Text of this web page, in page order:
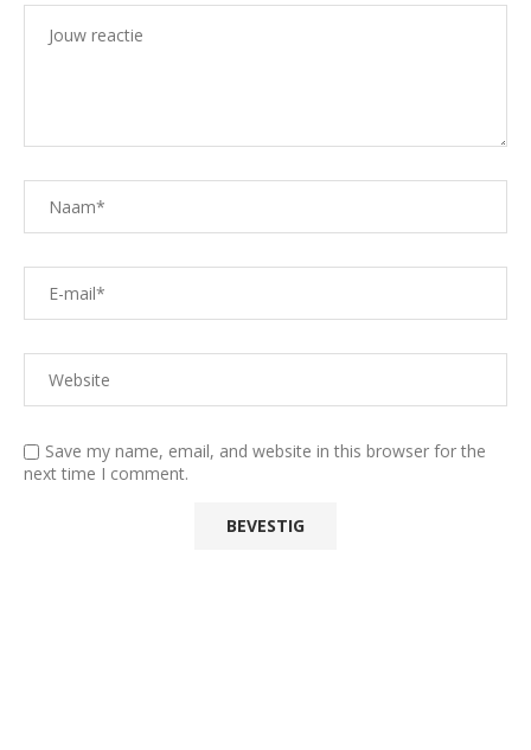
Save my name, email, and website in this browser for the
next time I comment.